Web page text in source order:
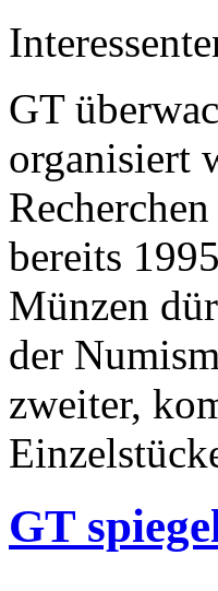
GT
organisiert
bereits
Münzen
der
zweiter,
GT